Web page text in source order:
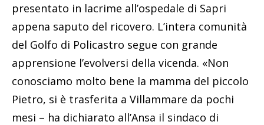
presentato in lacrime all’ospedale di Sapri
appena saputo del ricovero. L’intera comunità
del Golfo di Policastro segue con grande
apprensione l’evolversi della vicenda. «Non
conosciamo molto bene la mamma del piccolo
Pietro, si è trasferita a Villammare da pochi
mesi – ha dichiarato all’Ansa il sindaco di